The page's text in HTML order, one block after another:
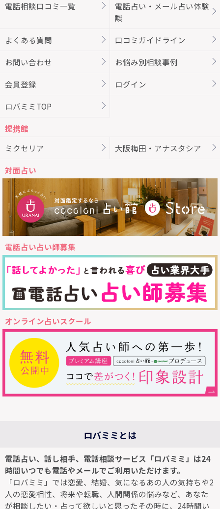
電話相談口コミ一覧
電話占い・メール占い体験
談
よくある質問 口コミガイドライン
お問い合わせ お悩み別相談事例
会員登録 ログイン
ロバミミTOP
提携館
ミクセリア
大阪梅田・アナスタシア
対面占い
電話占い占い師募集
オンライン占いスクール
ロバミミとは
電話占い、話し相手、電話相談サービス「ロバミミ」は24
時間いつでも電話やメールでご利用いただけます。
「ロバミミ」では恋愛、結婚、気になるあの人の気持ちや2
人の恋愛相性、将来や転職、人間関係の悩みなど、あなた
が相談したい・占って欲しいと思ったその時に、24時間い